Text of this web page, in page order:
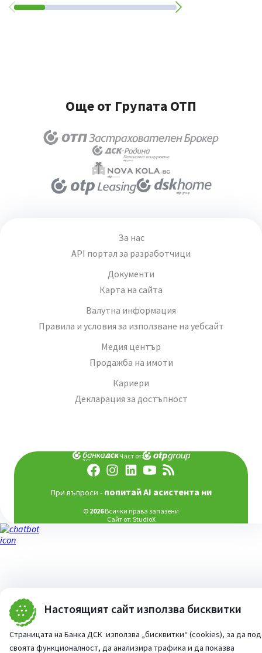
Настоящият сайт използва бисквитки
Страницата на Банка ДСК използва „бисквитки“ (cookies), за да
своята функционалност, да анализира трафика и да показва
Още от Групата ОТП
За нас
API портал за разработчици
Документи
Карта на сайта
Валутна информация
Правила и условия за използване на уебсайт
Медия център
Продажба на имоти
Кариери
Декларация за достъпност
Част от:
При въпроси - попитай AI асистента ни
© 2026Всички права запазени
Сайт от: StudioX